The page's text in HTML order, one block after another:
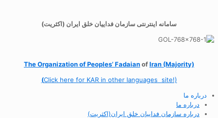
سامانه اینترنتی سازمان فداییان خلق ایران (اکثریت)
The Organization ofPeoples’ FadaianofIran (Majority)
(Click here for KAR in other languages site!)
درباره ما
درباره ما
درباره سازمان فداییان خلق ایران(اکثریت)